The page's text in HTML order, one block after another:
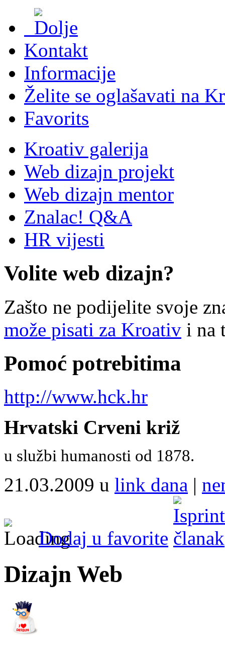
Kontakt
Informacije
Želite se oglašavati na
Favorits
Kroativ galerija
Web dizajn projekt
Web dizajn mentor
Znalac! Q&A
HR vijesti
Volite web dizajn?
Zašto ne podijelite svoje
može pisati za Kroativ i na
Pomoć potrebitima
http://www.hck.hr
Hrvatski Crveni križ
u službi humanosti od 1878.
21.03.2009 u link dana |
Dodaj u favorite
Dizajn Web